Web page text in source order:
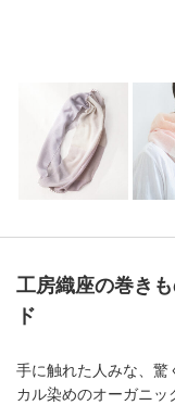
工房織座の巻き
ド
手に触れた人みな、驚
カル染めのオーガニッ